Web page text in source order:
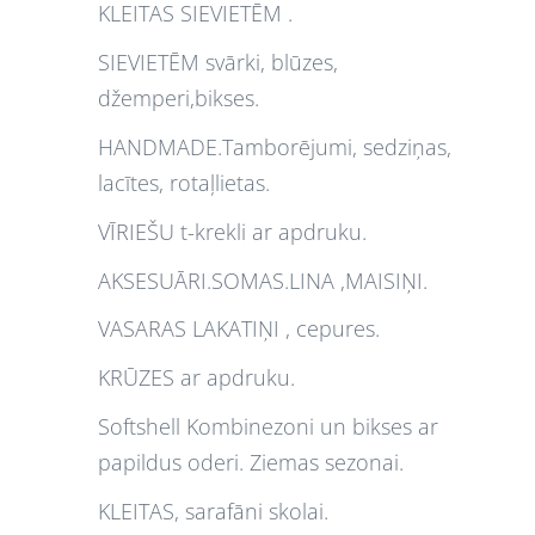
KLEITAS SIEVIETĒM .
SIEVIETĒM svārki, blūzes,
džemperi,bikses.
HANDMADE.Tamborējumi, sedziņas,
lacītes, rotaļlietas.
VĪRIEŠU t-krekli ar apdruku.
AKSESUĀRI.SOMAS.LINA ,MAISIŅI.
VASARAS LAKATIŅI , cepures.
KRŪZES ar apdruku.
Softshell Kombinezoni un bikses ar
papildus oderi. Ziemas sezonai.
KLEITAS, sarafāni skolai.